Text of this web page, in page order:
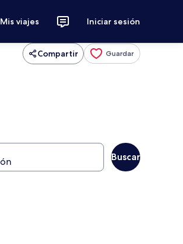
Mis viajes Iniciar sesión
Compartir Guardar
Buscar